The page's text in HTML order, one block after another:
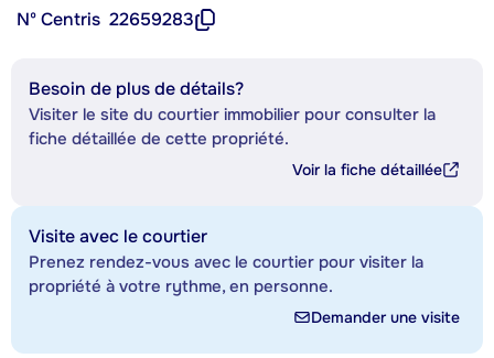
Nº Centris 22659283
Besoin de plus de détails?
Visiter le site du courtier immobilier pour consulter la
fiche détaillée de cette propriété.
Voir la fiche détaillée
Visite avec le courtier
Prenez rendez-vous avec le courtier pour visiter la
propriété à votre rythme, en personne.
Demander une visite